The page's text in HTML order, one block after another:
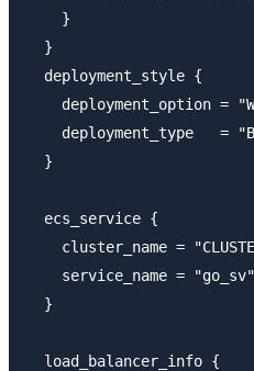
    }
  }
  deployment_style {
deployment_option =
deployment_type   =
  }
  ecs_service {
cluster_name =
    service_name = "go_sv"
  }
  load_balancer_info {